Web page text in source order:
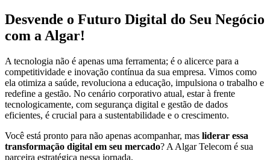
Desvende o Futuro Digital do Seu Negócio
com a Algar!
A tecnologia não é apenas uma ferramenta; é o alicerce para a
competitividade e inovação contínua da sua empresa. Vimos como
ela otimiza a saúde, revoluciona a educação, impulsiona o trabalho e
redefine a gestão. No cenário corporativo atual, estar à frente
tecnologicamente, com segurança digital e gestão de dados
eficientes, é crucial para a sustentabilidade e o crescimento.
Você está pronto para não apenas acompanhar, mas liderar essa
transformação digital em seu mercado? A Algar Telecom é sua
parceira estratégica nessa jornada.